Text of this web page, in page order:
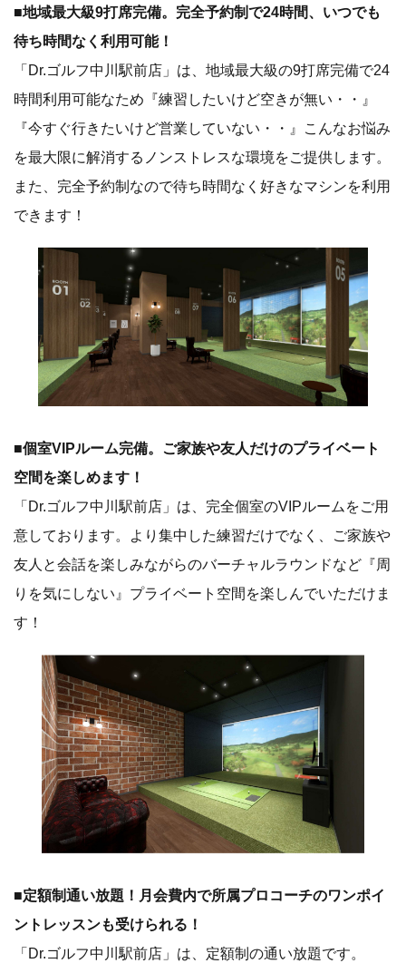
■地域最大級9打席完備。完全予約制で24時間、いつでも
待ち時間なく利用可能！
「Dr.ゴルフ中川駅前店」は、地域最大級の9打席完備で24
時間利用可能なため『練習したいけど空きが無い・・』
『今すぐ行きたいけど営業していない・・』こんなお悩み
を最大限に解消するノンストレスな環境をご提供します。
また、完全予約制なので待ち時間なく好きなマシンを利用
できます！
■個室VIPルーム完備。ご家族や友人だけのプライベート
空間を楽しめます！
「Dr.ゴルフ中川駅前店」は、完全個室のVIPルームをご用
意しております。より集中した練習だけでなく、ご家族や
友人と会話を楽しみながらのバーチャルラウンドなど『周
りを気にしない』プライベート空間を楽しんでいただけま
す！
■定額制通い放題！月会費内で所属プロコーチのワンポイ
ントレッスンも受けられる！
「Dr.ゴルフ中川駅前店」は、定額制の通い放題です。